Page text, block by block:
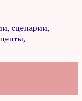
сценарии,